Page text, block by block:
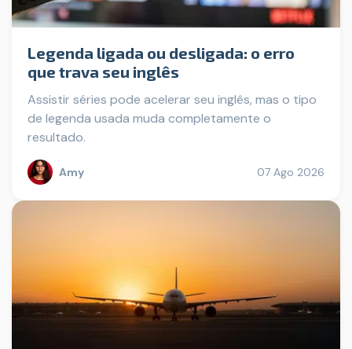
Legenda ligada ou desligada: o erro
que trava seu inglês
Assistir séries pode acelerar seu inglês, mas o tipo
de legenda usada muda completamente o
resultado.
Amy 07 Ago 2026